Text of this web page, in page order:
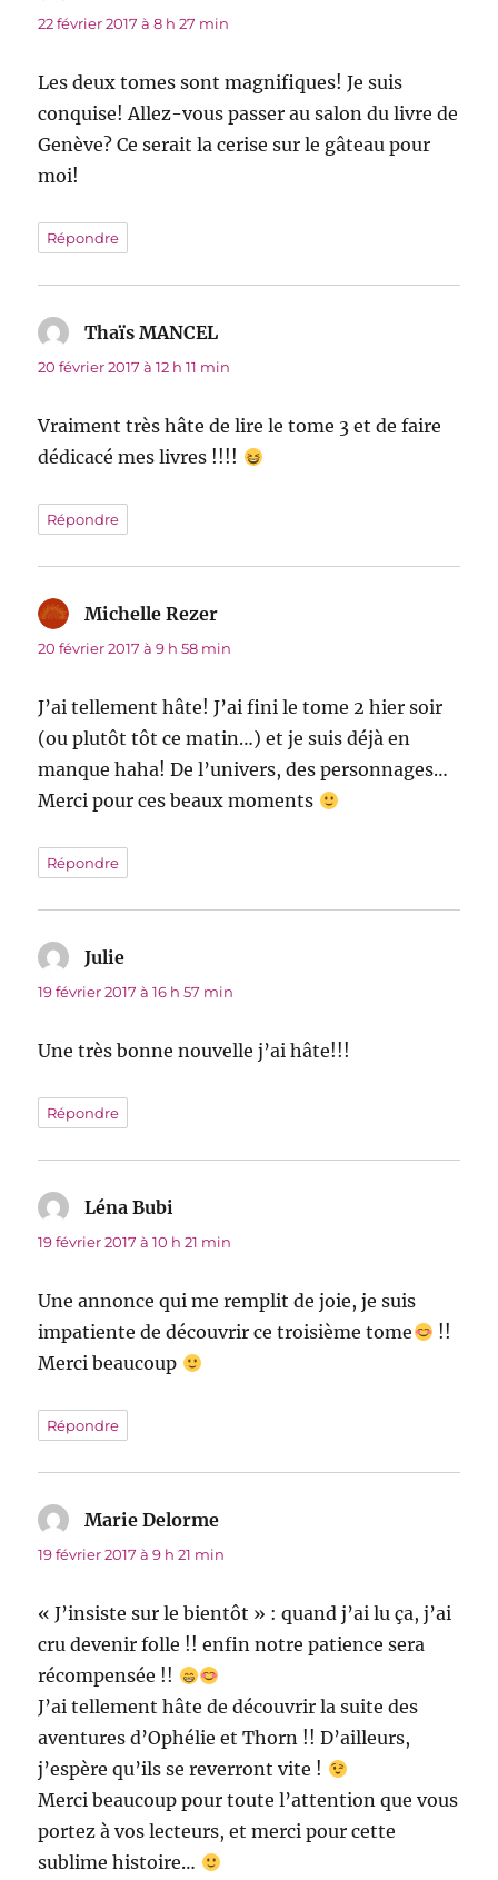
22 février 2017 à 8 h 27 min
Les deux tomes sont magnifiques! Je suis
conquise! Allez-vous passer au salon du livre de
Genève? Ce serait la cerise sur le gâteau pour
moi!
Répondre
Thaïs MANCEL
20 février 2017 à 12 h 11 min
Vraiment très hâte de lire le tome 3 et de faire
dédicacé mes livres !!!!
Répondre
Michelle Rezer
20 février 2017 à 9 h 58 min
J’ai tellement hâte! J’ai fini le tome 2 hier soir
(ou plutôt tôt ce matin…) et je suis déjà en
manque haha! De l’univers, des personnages…
Merci pour ces beaux moments
Répondre
Julie
19 février 2017 à 16 h 57 min
Une très bonne nouvelle j’ai hâte!!!
Répondre
Léna Bubi
19 février 2017 à 10 h 21 min
Une annonce qui me remplit de joie, je suis
impatiente de découvrir ce troisième tome
!!
Merci beaucoup
Répondre
Marie Delorme
19 février 2017 à 9 h 21 min
« J’insiste sur le bientôt » : quand j’ai lu ça, j’ai
cru devenir folle !! enfin notre patience sera
récompensée !!
J’ai tellement hâte de découvrir la suite des
aventures d’Ophélie et Thorn !! D’ailleurs,
j’espère qu’ils se reverront vite !
Merci beaucoup pour toute l’attention que vous
portez à vos lecteurs, et merci pour cette
sublime histoire…